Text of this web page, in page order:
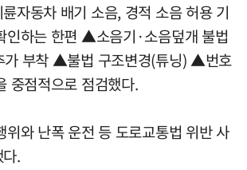
자동차 배기 소음, 경적 소음 허용 기
인하는 한편 ▲소음기·소음덮개 불법
부착 ▲불법 구조변경(튜닝) ▲번호
중점적으로 점검했다.
위와 난폭 운전 등 도로교통법 위반 사
.